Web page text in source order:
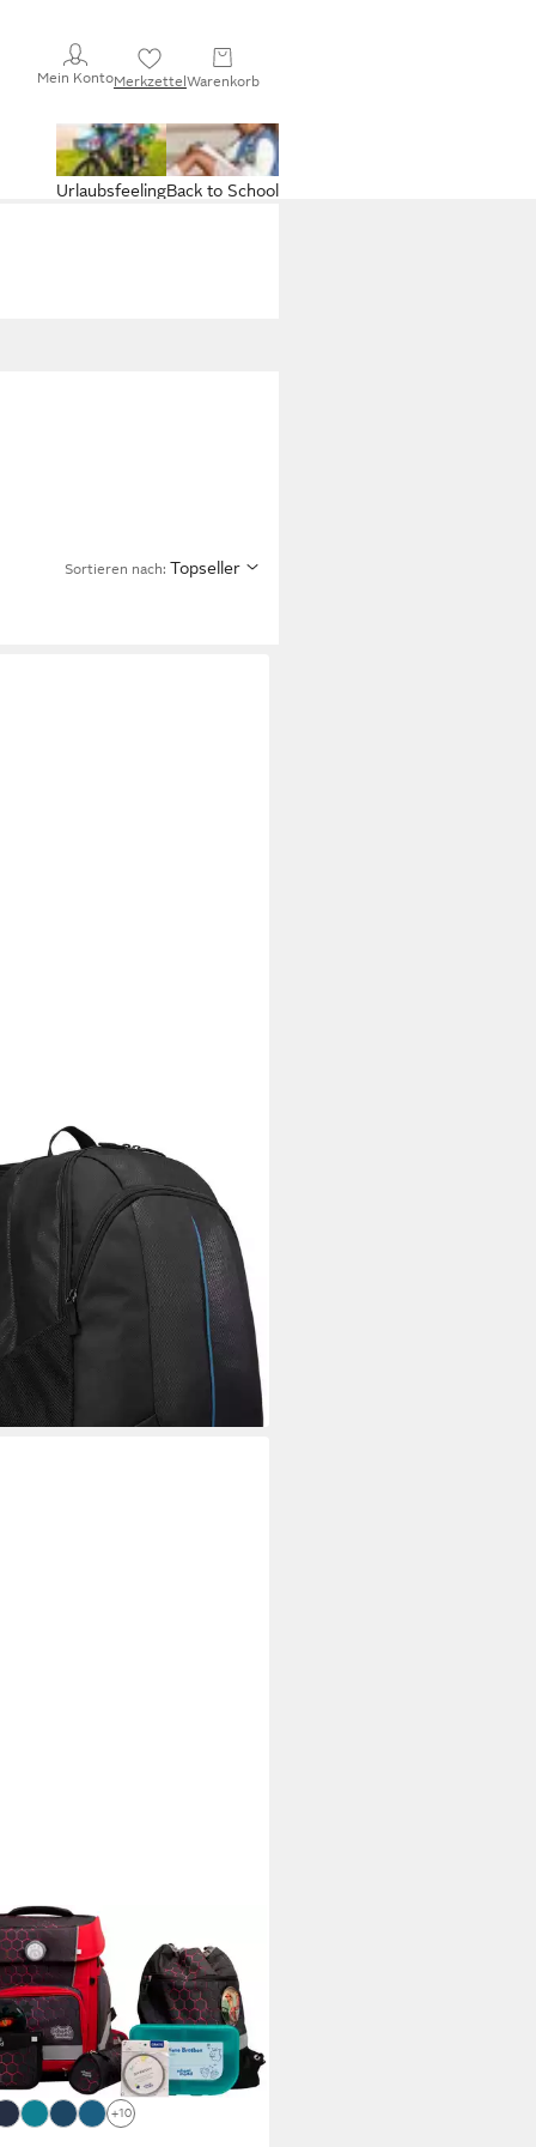
Mein KontoMerkzettelWarenkorb
Back to School
Urlaubsfeeling
Sortieren nach: Topseller
LOGIC
Prevailer 17.3
Backpack (1-tlg)
€
- in 2-3 Werktagen bei dir
MOOD®
Champion Maxx Pro
7-tlg), mit LED-Patchy
(7)
€ UVP 289,95 €
- in 2-3 Werktagen bei dir
+10